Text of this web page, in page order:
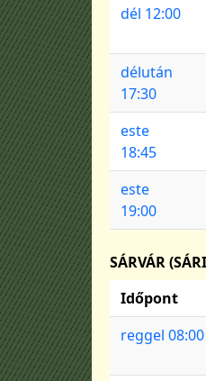
dél 12:00
délután
17:30
este
18:45
este
19:00
SÁRVÁR
Időpont
reggel 08:00